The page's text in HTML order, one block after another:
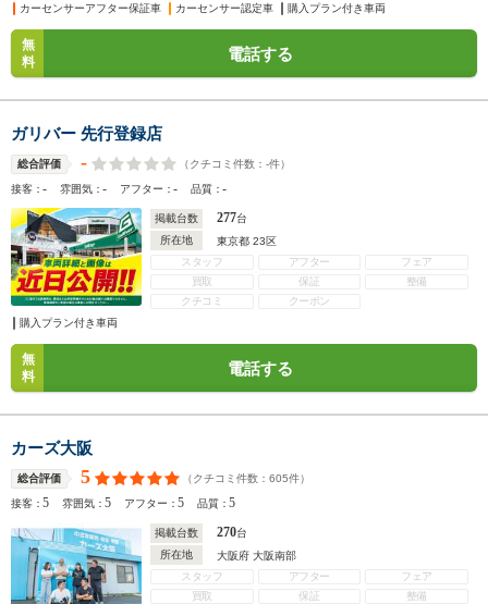
カーセンサーアフター保証車
カーセンサー認定車 購入プラン付き車両
無
料
電話する
ガリバー 先行登録店
総合評価 - （クチコミ件数： -件）
接客：- 雰囲気：- アフター：- 品質：-
掲載台数 277台
所在地
東京都 23区
スタッフ
アフター
フェア
買取
保証
整備
クチコミ
クーポン
購入プラン付き車両
無
料
電話する
カーズ大阪
総合評価 5 （クチコミ件数： 605件）
接客：5 雰囲気：5 アフター：5 品質：5
掲載台数 270台
所在地
大阪府 大阪南部
スタッフ
アフター
フェア
買取
保証
整備